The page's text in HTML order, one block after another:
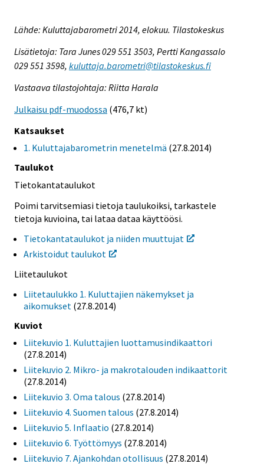
Lähde: Kuluttajabarometri 2014, elokuu. Tilastokeskus
Lisätietoja: Tara Junes 029 551 3503, Pertti Kangassalo
029 551 3598, kuluttaja.barometri@tilastokeskus.fi
Vastaava tilastojohtaja: Riitta Harala
Julkaisu pdf-muodossa (476,7 kt)
Katsaukset
1. Kuluttajabarometrin menetelmä (27.8.2014)
Taulukot
Tietokantataulukot
Poimi tarvitsemiasi tietoja taulukoiksi, tarkastele
tietoja kuvioina, tai lataa dataa käyttöösi.
Tietokantataulukot ja niiden muuttujat
Arkistoidut taulukot
Liitetaulukot
Liitetaulukko 1. Kuluttajien näkemykset ja
aikomukset (27.8.2014)
Kuviot
Liitekuvio 1. Kuluttajien luottamusindikaattori
(27.8.2014)
Liitekuvio 2. Mikro- ja makrotalouden indikaattorit
(27.8.2014)
Liitekuvio 3. Oma talous (27.8.2014)
Liitekuvio 4. Suomen talous (27.8.2014)
Liitekuvio 5. Inflaatio (27.8.2014)
Liitekuvio 6. Työttömyys (27.8.2014)
Liitekuvio 7. Ajankohdan otollisuus (27.8.2014)